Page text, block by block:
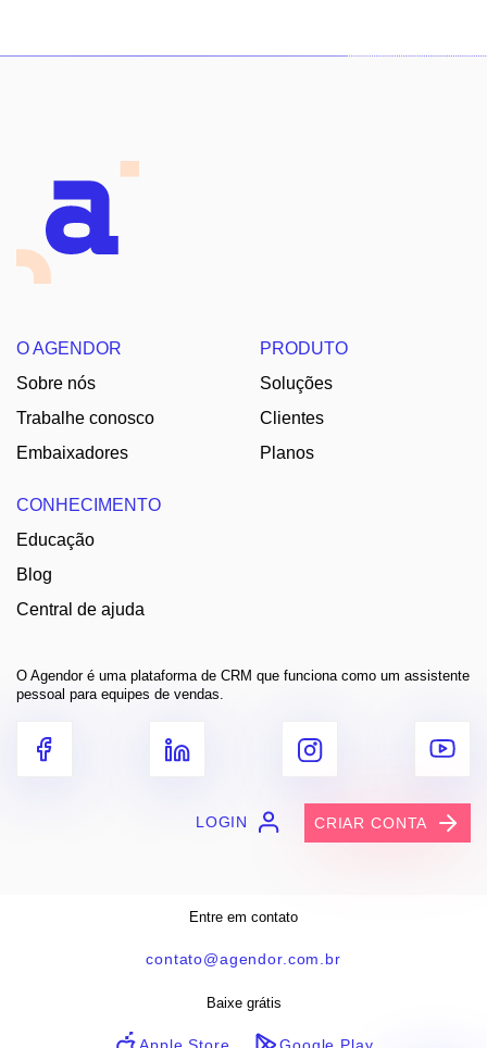
O AGENDOR
Sobre nós
Trabalhe conosco
Embaixadores
PRODUTO
Soluções
Clientes
Planos
CONHECIMENTO
Educação
Blog
Central de ajuda
O Agendor é uma plataforma de CRM que funciona como um assistente
pessoal para equipes de vendas.
LOGIN CRIAR CONTA
Entre em contato
contato@agendor.com.br
Baixe grátis